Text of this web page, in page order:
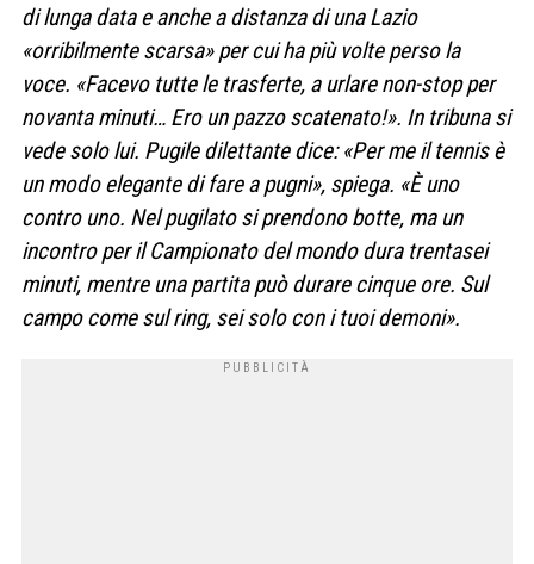
di lunga data e anche a distanza di una Lazio
«orribilmente scarsa» per cui ha più volte perso la
voce. «Facevo tutte le trasferte, a urlare non-stop per
novanta minuti… Ero un pazzo scatenato!». In tribuna si
vede solo lui. Pugile dilettante dice: «Per me il tennis è
un modo elegante di fare a pugni», spiega. «È uno
contro uno. Nel pugilato si prendono botte, ma un
incontro per il Campionato del mondo dura trentasei
minuti, mentre una partita può durare cinque ore. Sul
campo come sul ring, sei solo con i tuoi demoni».